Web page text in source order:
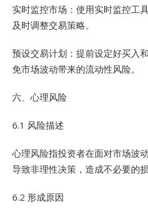
实时监控市场：使用实时监控工
及时调整交易策略。
预设交易计划：提前设定好买入
免市场波动带来的流动性风险。
六、心理风险
6.1 风险描述
心理风险指投资者在面对市场波
导致非理性决策，造成不必要的损
6.2 形成原因